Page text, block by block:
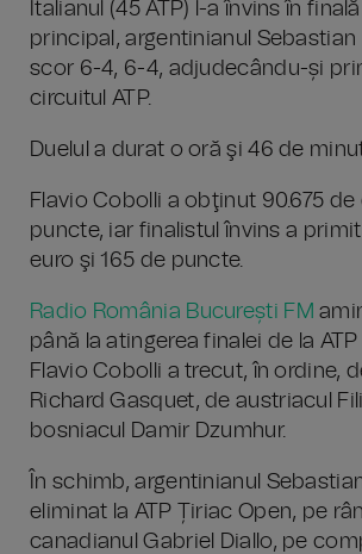
Italianul (45 ATP) l-a învins în
principal, argentinianul Sebastian
scor 6-4, 6-4, adjudecându-și
circuitul ATP.
Duelul a durat o oră şi 46 de
Flavio Cobolli a obţinut 90.675 de
puncte, iar finalistul învins a
euro şi 165 de puncte.
Radio România București FM
până la atingerea finalei de la
Flavio Cobolli a trecut, în ordine,
Richard Gasquet, de austriacul
bosniacul Damir Dzumhur.
În schimb, argentinianul
eliminat la ATP Țiriac Open, pe
canadianul Gabriel Diallo, pe